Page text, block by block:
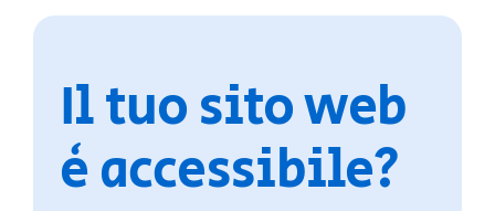
Il tuo sito web
è accessibile?